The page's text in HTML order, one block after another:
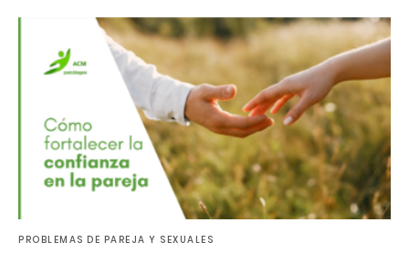
PROBLEMAS DE PAREJA Y SEXUALES